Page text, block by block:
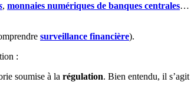
, monnaies numériques de banques centrales…
surveillance financière).
:
soumise à la régulation. Bien entendu, il s’agit